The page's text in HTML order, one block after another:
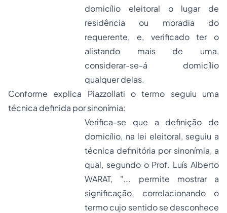
domicílio eleitoral o lugar de
residência ou moradia do
requerente, e, verificado ter o
alistando mais de uma,
considerar-se-á domicílio
qualquer delas.
Conforme explica Piazzollati o termo seguiu uma
técnica definida por sinonímia:
Verifica-se que a definição de
domicílio, na lei eleitoral, seguiu a
técnica definitória por sinonímia, a
qual, segundo o Prof. Luís Alberto
WARAT, "... permite mostrar a
significação, correlacionando o
termo cujo sentido se desconhece